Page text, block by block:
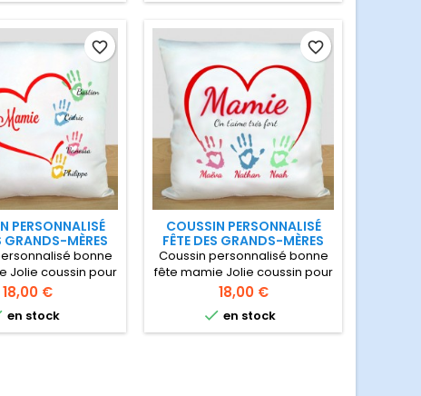
PERSONNALISÉ
GRANDS-MÈRES
bonne
Jolie coussin pour
avec
et prénoms des
Dimension 40 x
déhoussable et
Prix
18,00 €
en stock
favorite_border
COUSSIN PERSONNALISÉ
FÊTE DES GRANDS-MÈRES
Coussin personnalisé bonne
fête mamie Jolie coussin pour
mamie à personnaliser avec
empreintes et prénoms des
petits-enfants Dimension 40 x
40 cm Housse déhoussable et
Prix
18,00 €
 en stock
favorite_border